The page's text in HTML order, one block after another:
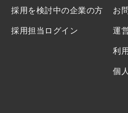
採用を検討中の企業の方
採用担当ログイン
お
運
利
個